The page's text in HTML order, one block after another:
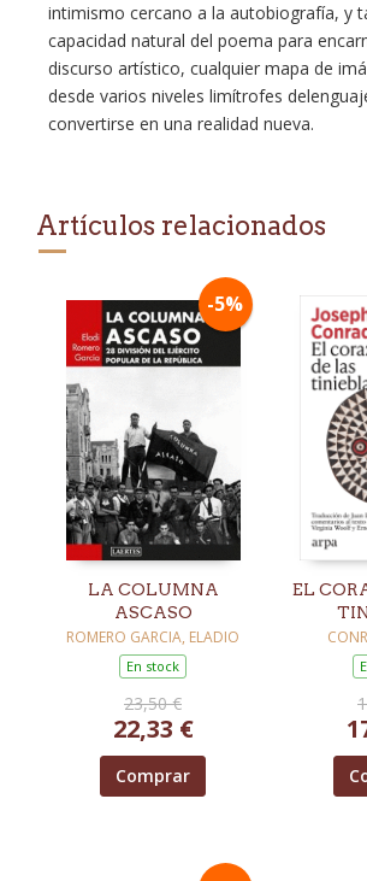
intimismo cercano a la autobiografía, y
capacidad natural del poema para
discurso artístico, cualquier mapa de
desde varios niveles limítrofes
convertirse en una realidad nueva.
Artículos relacionados
-5%
LA COLUMNA
ASCASO
ROMERO GARCIA, ELADIO
En stock
23,50 €
22,33 €
Comprar
EL